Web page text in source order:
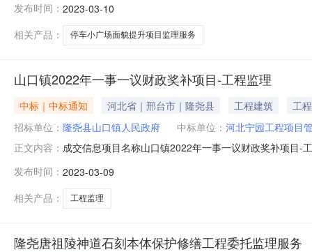
发布时间： 2023-03-10
相关产品：
停车小广场面貌提升项目监理服务
山口镇2022年一事一议财政奖补项目-工程监理
中标｜中标通知 河北省｜邢台市｜隆尧县 工程建筑
工程
招标单位： 隆尧县山口镇人民政府 中标单位： 河北宁园工程项目
正文内容： 成交信息项目名称山口镇2022年一事一议财政奖补项目-
发布时间： 2023-03-09
相关产品：
工程监理
隆尧唐祖陵神道石刻本体保护修缮工程委托监理服务